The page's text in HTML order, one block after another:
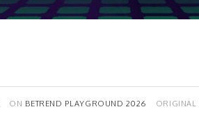
ON BETREND PLAYGROUND 2026 ORIGINAL